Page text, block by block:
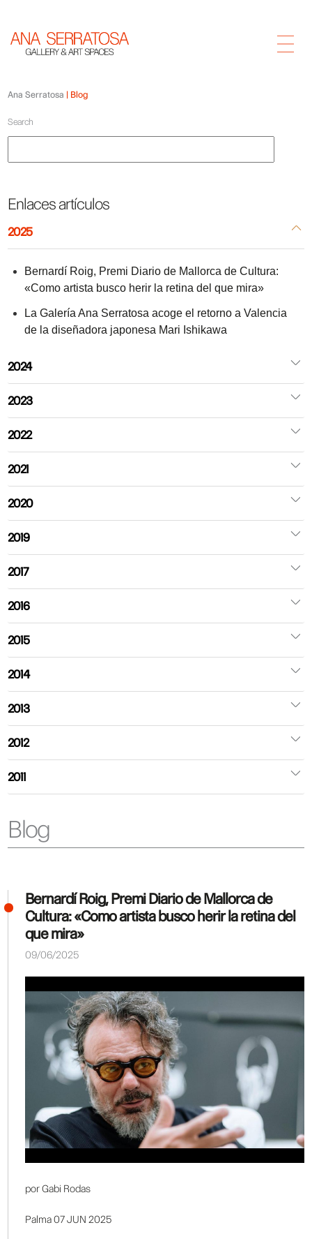
Ana Serratosa Blog
Search
Search
Enlaces artículos
2025
Bernardí Roig, Premi Diario de Mallorca de Cultura:
«Como artista busco herir la retina del que mira»
La Galería Ana Serratosa acoge el retorno a Valencia
de la diseñadora japonesa Mari Ishikawa
2024
2023
2022
2021
2020
2019
2017
2016
2015
2014
2013
2012
2011
Blog
Bernardí Roig, Premi Diario de Mallorca de
Cultura: «Como artista busco herir la retina del
que mira»
09/06/2025
por Gabi Rodas
Palma 07 JUN 2025